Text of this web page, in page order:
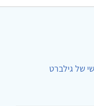
של גילברט